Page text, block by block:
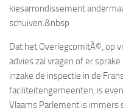
kiesarrondissement
schuiven.&nbsp
Dat het OverlegcomitÃ©, op
advies zal vragen of er
inzake de inspectie in de
faciliteitengemeenten, is
Vlaams Parlement is immers